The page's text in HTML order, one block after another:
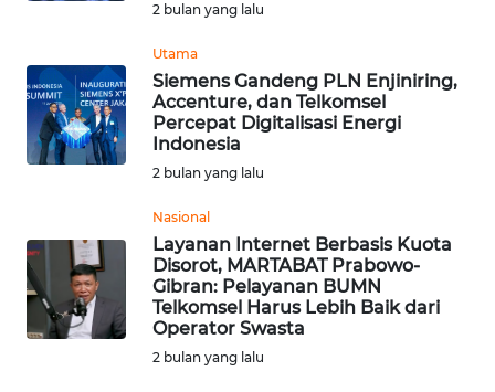
2 bulan yang lalu
Utama
Siemens Gandeng PLN Enjiniring,
Accenture, dan Telkomsel
Percepat Digitalisasi Energi
Indonesia
2 bulan yang lalu
Nasional
Layanan Internet Berbasis Kuota
Disorot, MARTABAT Prabowo-
Gibran: Pelayanan BUMN
Telkomsel Harus Lebih Baik dari
Operator Swasta
2 bulan yang lalu
KONTAK
KAMI
TENTANG
KAMI